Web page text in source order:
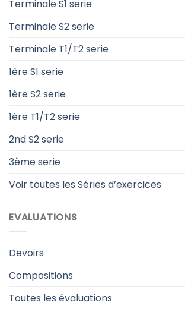
Terminale S1 serie
Terminale S2 serie
Terminale T1/T2 serie
1ère S1 serie
1ère S2 serie
1ère T1/T2 serie
2nd S2 serie
3ème serie
Voir toutes les Séries d’exercices
EVALUATIONS
Devoirs
Compositions
Toutes les évaluations